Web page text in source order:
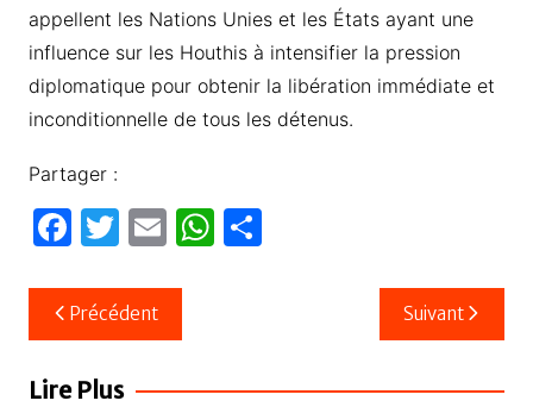
appellent les Nations Unies et les États ayant une
influence sur les Houthis à intensifier la pression
diplomatique pour obtenir la libération immédiate et
inconditionnelle de tous les détenus.
Partager :
F
c
e
b
T
itt
er
E
ail
W
A
P
er
Navigation
de
l’article
Précédent Suivant
Lire Plus